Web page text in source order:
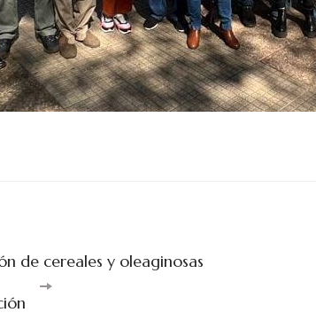
de cereales y oleaginosas